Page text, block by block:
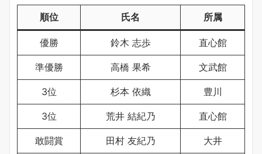
順位 氏名 所属
優勝 鈴木 志歩 直心館
準優勝 高橋 果希 文武館
3位 杉本 依織 豊川
3位 荒井 結紀乃 直心館
敢闘賞 田村 友紀乃 大井